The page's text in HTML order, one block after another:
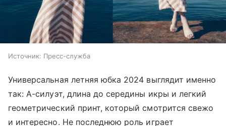
Источник: Пресс-служба
Универсальная летняя юбка 2024 выглядит именно
так: А-силуэт, длина до середины икры и легкий
геометрический принт, который смотрится свежо
и интересно. Не последнюю роль играет